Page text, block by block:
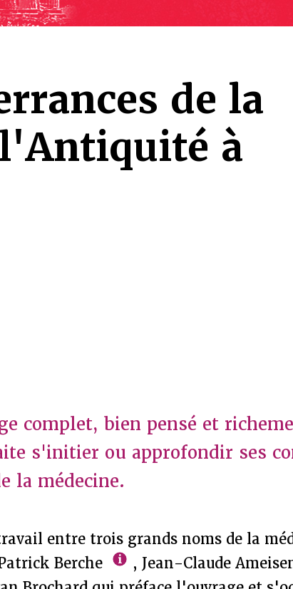
de la
à
complet, bien pensé et
s'initier ou approfondir ses
la médecine.
entre trois grands noms de la
Berche , Jean-Claude